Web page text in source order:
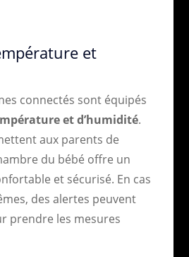
et
connectés sont équipés
et d’humidité.
aux parents de
du bébé offre un
et sécurisé. En cas
des alertes peuvent
prendre les mesures